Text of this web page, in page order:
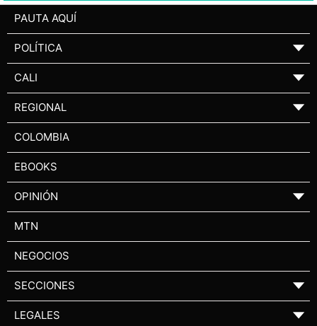
PAUTA AQUÍ
POLÍTICA ▼
CALI ▼
REGIONAL ▼
COLOMBIA
EBOOKS
OPINIÓN ▼
MTN
NEGOCIOS
SECCIONES ▼
LEGALES ▼